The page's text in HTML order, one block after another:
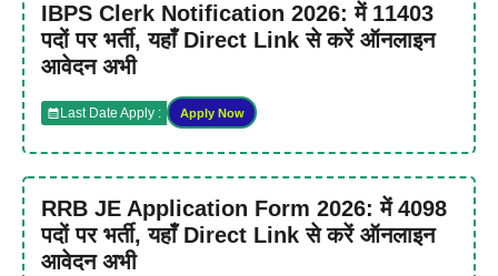
IBPS Clerk Notification 2026: में 11403
पदों पर भर्ती, यहाँ Direct Link से करें ऑनलाइन
आवेदन अभी
Last Date Apply : Apply Now
RRB JE Application Form 2026: में 4098
पदों पर भर्ती, यहाँ Direct Link से करें ऑनलाइन
आवेदन अभी